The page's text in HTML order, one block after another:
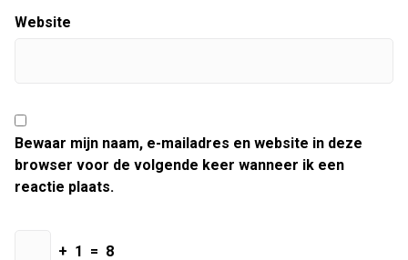
Website
Bewaar mijn naam, e-mailadres en website in deze
browser voor de volgende keer wanneer ik een
reactie plaats.
+ 1 = 8